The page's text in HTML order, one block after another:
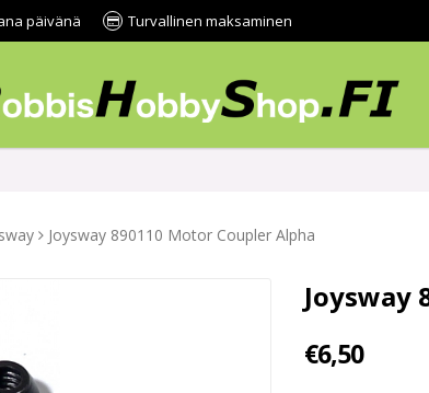
päivänä Turvallinen maksaminen
Joysway 890110 Motor Coupler Alpha
Joysway
€6,50